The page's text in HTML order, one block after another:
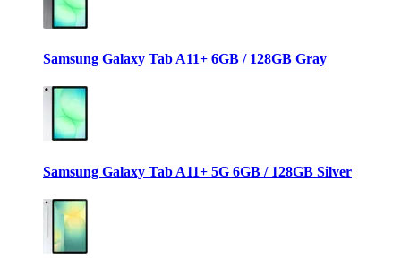
Samsung Galaxy Tab A11+ 6GB / 128GB Gray
Samsung Galaxy Tab A11+ 5G 6GB / 128GB Silver